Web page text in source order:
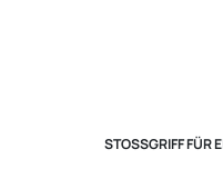
STOSSGRIFF FÜR